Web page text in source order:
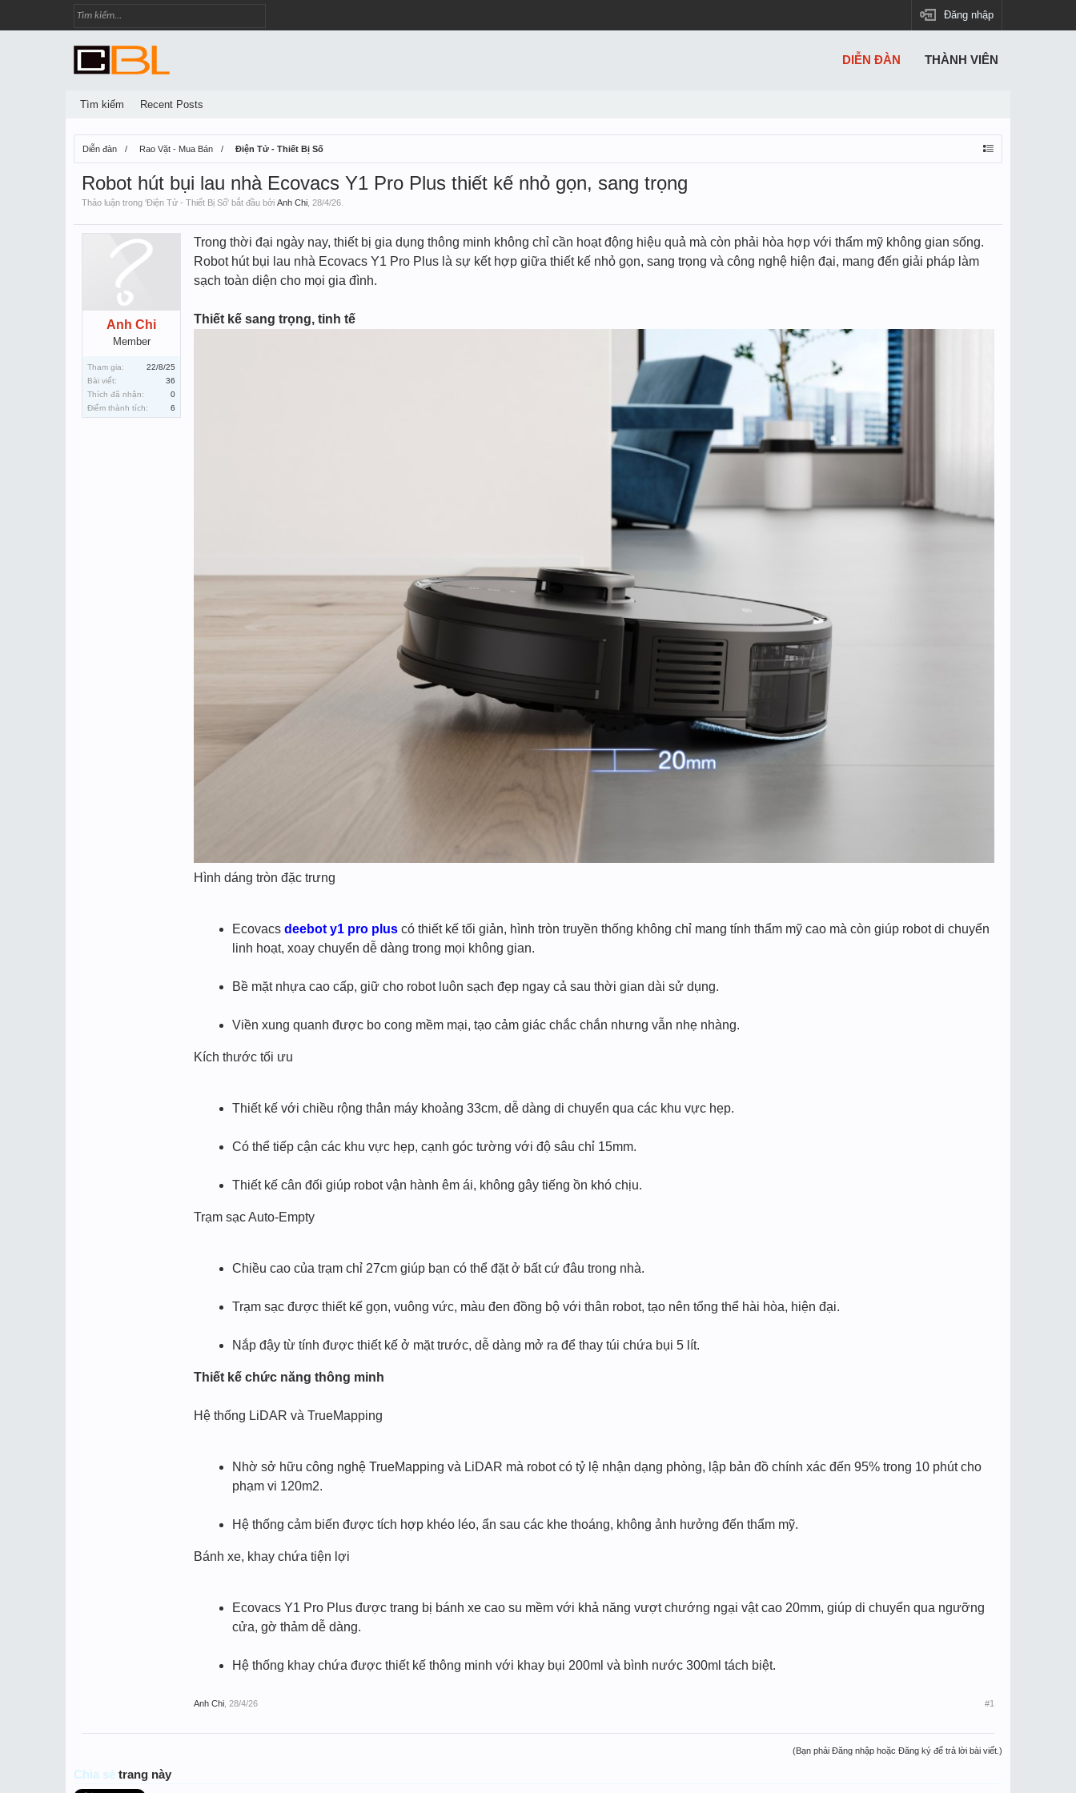
Đăng nhập
Diễn đàn Rao Vặt - Mua Bán Điện Tử - Thiết Bị Số
Robot hút bụi lau nhà Ecovacs Y1 Pro Plus thiết kế nhỏ gọn, sang trọng
Thảo luận trong 'Điện Tử - Thiết Bị Số' bắt đầu bởi Anh Chi 28/4/26
Anh Chi
Member
Tham gia:
22/8/25
Bài viết:
36
Thích đã nhận:
0
Điểm thành tích:
6
Trong thời đại ngày nay, thiết bị gia dụng thông minh không chỉ cần hoạt động hiệu quả mà còn phải hòa hợp với thẩm mỹ không gian sống.
Robot hút bụi lau nhà Ecovacs Y1 Pro Plus là sự kết hợp giữa thiết kế nhỏ gọn, sang trọng và công nghệ hiện đại, mang đến giải pháp làm
sạch toàn diện cho mọi gia đình.
Thiết kế sang trọng, tinh tế
Hình dáng tròn đặc trưng
Ecovacs deebot y1 pro plus có thiết kế tối giản, hình tròn truyền thống không chỉ mang tính thẩm mỹ cao mà còn giúp robot di chuyển
linh hoạt, xoay chuyển dễ dàng trong mọi không gian.
Bề mặt nhựa cao cấp, giữ cho robot luôn sạch đẹp ngay cả sau thời gian dài sử dụng.
Viền xung quanh được bo cong mềm mại, tạo cảm giác chắc chắn nhưng vẫn nhẹ nhàng.
Kích thước tối ưu
Thiết kế với chiều rộng thân máy khoảng 33cm, dễ dàng di chuyển qua các khu vực hẹp.
Có thể tiếp cận các khu vực hẹp, cạnh góc tường với độ sâu chỉ 15mm.
Thiết kế cân đối giúp robot vận hành êm ái, không gây tiếng ồn khó chịu.
Trạm sạc Auto-Empty
Chiều cao của trạm chỉ 27cm giúp bạn có thể đặt ở bất cứ đâu trong nhà.
Trạm sạc được thiết kế gọn, vuông vức, màu đen đồng bộ với thân robot, tạo nên tổng thể hài hòa, hiện đại.
Nắp đậy từ tính được thiết kế ở mặt trước, dễ dàng mở ra để thay túi chứa bụi 5 lít.
Thiết kế chức năng thông minh
Hệ thống LiDAR và TrueMapping
Nhờ sở hữu công nghệ TrueMapping và LiDAR mà robot có tỷ lệ nhận dạng phòng, lập bản đồ chính xác đến 95% trong 10 phút cho
phạm vi 120m2.
Hệ thống cảm biến được tích hợp khéo léo, ẩn sau các khe thoáng, không ảnh hưởng đến thẩm mỹ.
Bánh xe, khay chứa tiện lợi
Ecovacs Y1 Pro Plus được trang bị bánh xe cao su mềm với khả năng vượt chướng ngại vật cao 20mm, giúp di chuyển qua ngưỡng
cửa, gờ thảm dễ dàng.
Hệ thống khay chứa được thiết kế thông minh với khay bụi 200ml và bình nước 300ml tách biệt.
Anh Chi 28/4/26 #1
(Bạn phải Đăng nhập hoặc Đăng ký để trả lời bài viết.)
Chia sẻ trang này
DIỄN ĐÀN
Tìm kiếm Recent Posts
THÀNH VIÊN